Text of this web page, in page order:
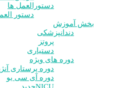
دستورالعمل ها
دستور
بخش آموزش
دندانپزشکی
پروتز
دستیاری
دوره های ویژه
دوره پرستاری
دوره آی سی یو